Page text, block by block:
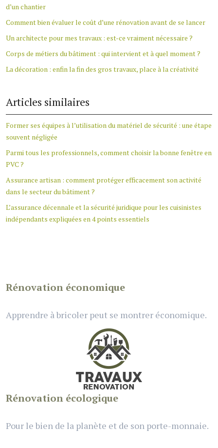
d’un chantier
Comment bien évaluer le coût d’une rénovation avant de se lancer
Un architecte pour mes travaux : est-ce vraiment nécessaire ?
Corps de métiers du bâtiment : qui intervient et à quel moment ?
La décoration : enfin la fin des gros travaux, place à la créativité
Articles similaires
Former ses équipes à l’utilisation du matériel de sécurité : une étape
souvent négligée
Parmi tous les professionnels, comment choisir la bonne fenêtre en
PVC ?
Assurance artisan : comment protéger efficacement son activité
dans le secteur du bâtiment ?
L’assurance décennale et la sécurité juridique pour les cuisinistes
indépendants expliquées en 4 points essentiels
Rénovation économique
Apprendre à bricoler peut se montrer économique.
Rénovation écologique
Pour le bien de la planète et de son porte-monnaie.